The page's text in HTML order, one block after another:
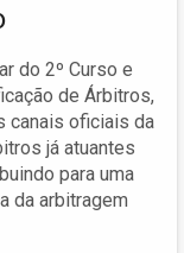
do 2º Curso e
de Árbitros,
canais oficiais da
já atuantes
para uma
da arbitragem